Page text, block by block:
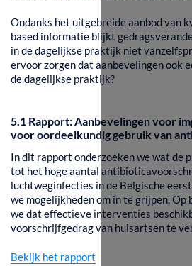
Ondanks het uitgebreide aanbod van
based informatie blijkt
in de dagelijkse praktijk niet
ervoor zorgen dat aanbevelingen ook
de dagelijkse praktijk?
5.1 Rapport: Aanbevelingen voor
voor oordeelkundig gebruik van
In dit rapport onderzoeken we wat de
tot het hoge aantal
luchtweginfecties in de Belgische
we mogelijkheden om in te grijpen. Op
we dat effectieve interventies
voorschrijfgedrag van huisartsen te
Bekijk het rapport